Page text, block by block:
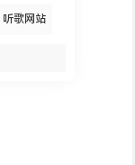
听歌网站